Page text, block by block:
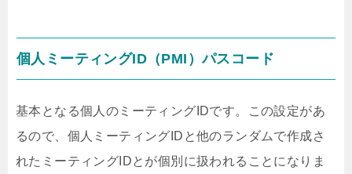
個人ミーティングID（PMI）パスコード
基本となる個人のミーティングIDです。この設定があ
るので、個人ミーティングIDと他のランダムで作成さ
れたミーティングIDとが個別に扱われることになりま